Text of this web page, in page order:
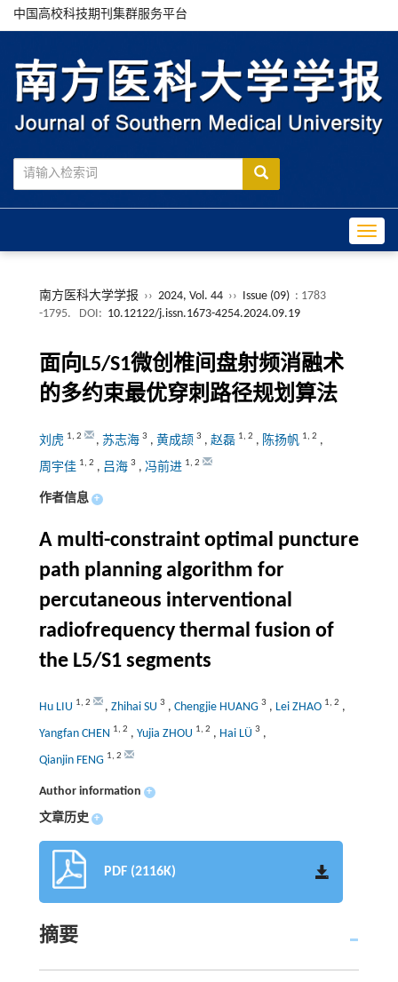
中国高校科技期刊集群服务平台
南方医科大学学报 ›› 2024, Vol. 44 ›› Issue (09) : 1783
-1795.
DOI: 10.12122/j.issn.1673-4254.2024.09.19
面向L5/S1微创椎间盘射频消融术
的多约束最优穿刺路径规划算法
刘虎 1, 2 , 苏志海 3 , 黄成颉 3 , 赵磊 1, 2 , 陈扬帆 1, 2 ,
周宇佳 1, 2 , 吕海 3 , 冯前进 1, 2
作者信息 +
A multi-constraint optimal puncture
path planning algorithm for
percutaneous interventional
radiofrequency thermal fusion of
the L5/S1 segments
Hu LIU 1, 2 , Zhihai SU 3 , Chengjie HUANG 3 , Lei ZHAO 1, 2 ,
Yangfan CHEN 1, 2 , Yujia ZHOU 1, 2 , Hai LÜ 3 ,
Qianjin FENG 1, 2
Author information +
文章历史 +
PDF (2116K)
摘要